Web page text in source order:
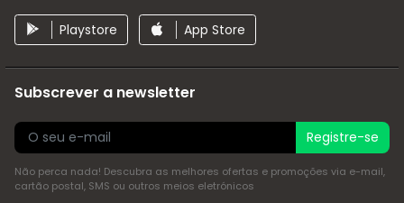
Playstore App Store
Subscrever a newsletter
Registre-se
Não perca nada! Descubra as melhores ofertas e promoções via e-mail,
cartão postal, SMS ou outros meios eletrónicos